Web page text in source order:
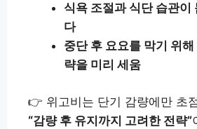
식욕 조절과 식단 습관이
다
중단 후 요요를 막기 위
략을 미리 세움
👉 위고비는 단기 감량에만 초
“감량 후 유지까지 고려한 전략”